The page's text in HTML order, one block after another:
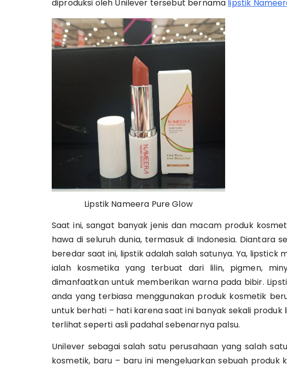
diproduksi oleh Unilever tersebut bernama lipstik
Lipstik Nameera Pure Glow
Saat ini, sangat banyak jenis dan macam produk
hawa di seluruh dunia, termasuk di Indonesia. Diantara
beredar saat ini, lipstik adalah salah satunya. Ya, lipstick
ialah kosmetika yang terbuat dari lilin, pigmen,
dimanfaatkan untuk memberikan warna pada bibir.
anda yang terbiasa menggunakan produk kosmetik
untuk berhati – hati karena saat ini banyak sekali
terlihat seperti asli padahal sebenarnya palsu.
Unilever sebagai salah satu perusahaan yang salah
kosmetik, baru – baru ini mengeluarkan sebuah produk